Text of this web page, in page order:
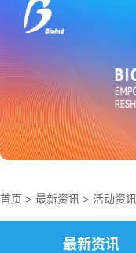
首页 > 最新资讯 > 活动资讯
最新资讯